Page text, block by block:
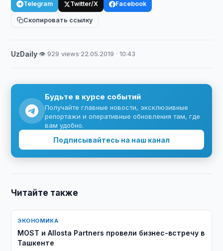
Telegram Twitter/X Facebook
Скопировать ссылку
UzDaily·👁 929 views·22.05.2019 · 10:43
Будьте в курсе событий
Получайте главные новости, эксклюзивные
репортажи и оперативные обновления там, где
вам удобно.
Подписывайтесь на наш канал
Читайте также
ЭКОНОМИКА
MOST и Allosta Partners провели бизнес-встречу в
Ташкенте